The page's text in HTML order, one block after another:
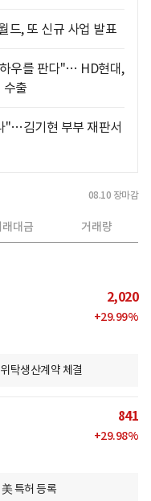
드, 또 신규 사업 발표
우를 판다"… HD현대,
수출
"…김기현 부부 재판서
08.10 장마감
래대금 거래량
2,020
+29.99%
탁생산계약 체결
841
+29.98%
특허 등록